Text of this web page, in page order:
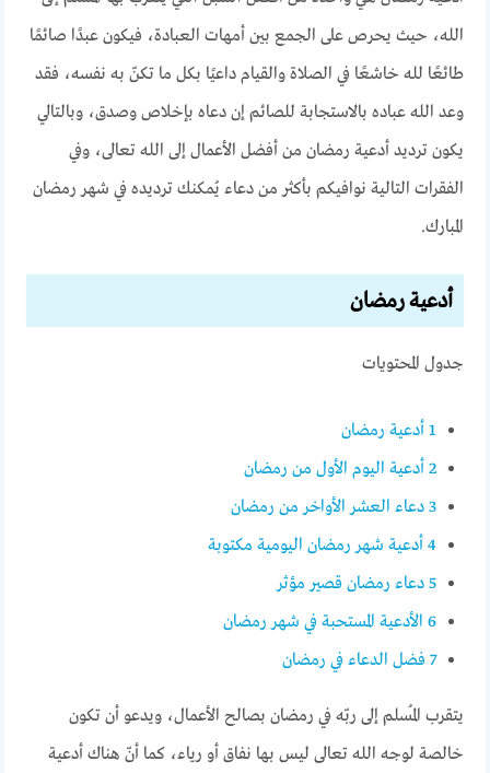
الله، حيث يحرص على الجمع بين أمهات العبادة، فيكون عبدًا صائمًا
طائعًا لله خاشعًا في الصلاة والقيام داعيًا بكل ما تكنّ به نفسه، فقد
وعد الله عباده بالاستجابة للصائم إن دعاه بإخلاص وصدق، وبالتالي
يكون ترديد أدعية رمضان من أفضل الأعمال إلى الله تعالى، وفي
الفقرات التالية نوافيكم بأكثر من دعاء يُمكنك ترديده في شهر رمضان
المبارك.
أدعية رمضان
جدول المحتويات
1 أدعية رمضان
2 أدعية اليوم الأول من رمضان
3 دعاء العشر الأواخر من رمضان
4 أدعية شهر رمضان اليومية مكتوبة
5 دعاء رمضان قصير مؤثر
6 الأدعية المستحبة في شهر رمضان
7 فضل الدعاء في رمضان
يتقرب المُسلم إلى ربّه في رمضان بصالح الأعمال، ويدعو أن تكون
خالصة لوجه الله تعالى ليس بها نفاق أو رياء، كما أنّ هناك أدعية